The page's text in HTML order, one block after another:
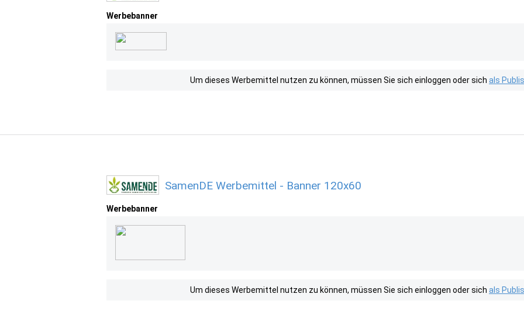
Werbebanner
Um dieses Werbemittel nutzen zu können, müssen Sie sich einloggen oder sich als
SamenDE Werbemittel - Banner 120x60
Werbebanner
Um dieses Werbemittel nutzen zu können, müssen Sie sich einloggen oder sich als